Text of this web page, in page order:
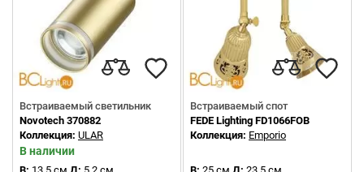
Встраиваемый светильник
Novotech 370882
Коллекция: ULAR
В наличии
Встраиваемый спот
FEDE Lighting FD1066FOB
Коллекция: Emporio